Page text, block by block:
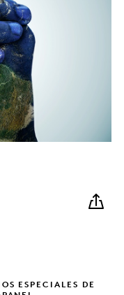
ESPECIALES DE